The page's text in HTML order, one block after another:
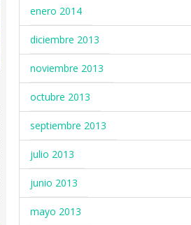
enero 2014
diciembre 2013
noviembre 2013
octubre 2013
septiembre 2013
julio 2013
junio 2013
mayo 2013